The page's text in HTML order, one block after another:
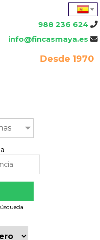
988 236 624
info@fincasmaya.es
Desde 1970